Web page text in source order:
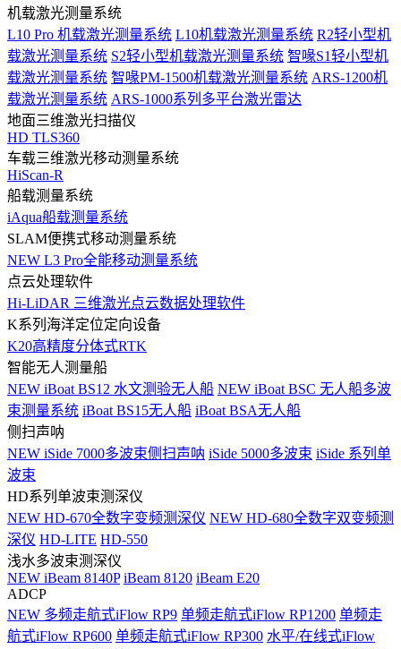
机载激光测量系统
L10 Pro 机载激光测量系统 L10机载激光测量系统 R2轻小型机
载激光测量系统 S2轻小型机载激光测量系统 智喙S1轻小型机
载激光测量系统 智喙PM-1500机载激光测量系统 ARS-1200机
载激光测量系统 ARS-1000系列多平台激光雷达
地面三维激光扫描仪
HD TLS360
车载三维激光移动测量系统
HiScan-R
船载测量系统
iAqua船载测量系统
SLAM便携式移动测量系统
NEW L3 Pro全能移动测量系统
点云处理软件
Hi-LiDAR 三维激光点云数据处理软件
K系列海洋定位定向设备
K20高精度分体式RTK
智能无人测量船
NEW iBoat BS12 水文测验无人船 NEW iBoat BSC 无人船多波
束测量系统 iBoat BS15无人船 iBoat BSA无人船
侧扫声呐
NEW iSide 7000多波束侧扫声呐 iSide 5000多波束 iSide 系列单
波束
HD系列单波束测深仪
NEW HD-670全数字变频测深仪 NEW HD-680全数字双变频测
深仪 HD-LITE HD-550
浅水多波束测深仪
NEW iBeam 8140P iBeam 8120 iBeam E20
ADCP
NEW 多频走航式iFlow RP9 单频走航式iFlow RP1200 单频走
航式iFlow RP600 单频走航式iFlow RP300 水平/在线式iFlow